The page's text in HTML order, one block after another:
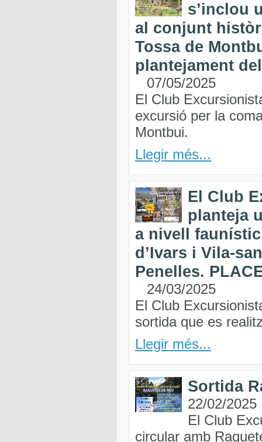
s’inclou
al conjunt
Tossa de
plantejament
07/05/2025
El Club
excursió per la
Montbui.
Llegir més...
El Club
planteja
a nivell
d’Ivars i Vila-
Penelles.
24/03/2025
El Club
sortida que es
Llegir més...
Sortida
22/02/2025
El Club
circular amb